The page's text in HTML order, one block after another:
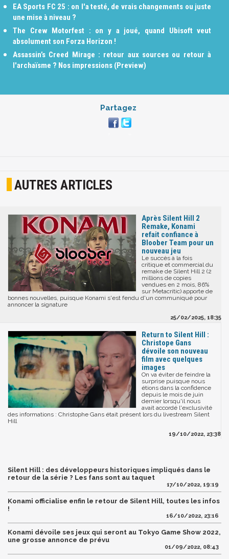
EA Sports FC 25 : on l'a testé, de vrais changements ou juste
une mise à niveau ?
The Crew Motorfest : on y a joué, quand Ubisoft veut
absolument son Forza Horizon !
Assassin’s Creed Mirage : retour aux sources ou retour à
l'archaïsme ? Nos impressions (Preview)
Partagez
AUTRES ARTICLES
Après Silent Hill 2
Remake, Konami
refait confiance à
Bloober Team pour un
nouveau jeu
Le succès à la fois
critique et commercial du
remake de Silent Hill 2 (2
millions de copies
vendues en 2 mois, 86%
sur Metacritic) apporte de
bonnes nouvelles, puisque Konami s'est fendu d'un communiqué pour
annoncer la signature
25/02/2025, 18:35
Return to Silent Hill :
Christope Gans
dévoile son nouveau
film avec quelques
images
On va éviter de feindre la
surprise puisque nous
étions dans la confidence
depuis le mois de juin
dernier lorsqu'il nous
avait accordé l'exclusivité
des informations : Christophe Gans était présent lors du livestream Silent
Hill
19/10/2022, 23:38
Silent Hill : des développeurs historiques impliqués dans le
retour de la série ? Les fans sont au taquet
17/10/2022, 19:19
Konami officialise enfin le retour de Silent Hill, toutes les infos
!
16/10/2022, 23:16
Konami dévoile ses jeux qui seront au Tokyo Game Show 2022,
une grosse annonce de prévu
01/09/2022, 08:43